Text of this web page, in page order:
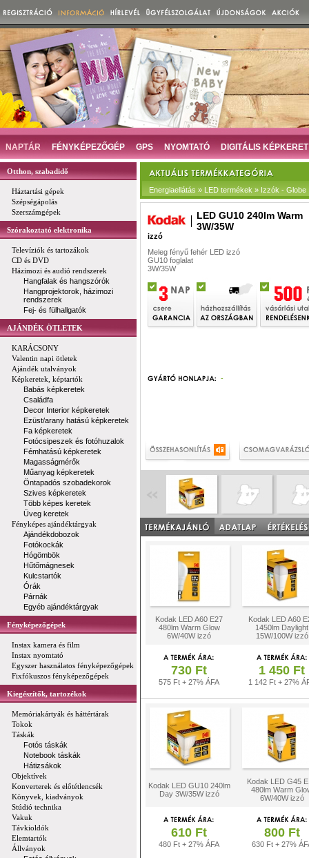
NAPTÁR FÉNYKÉPEZŐGÉP GPS NYOMTATÓ DIGITÁLIS KÉPKERET
Otthon, szabadidő
Háztartási gépek
Szépségápolás
Szerszámgépek
Szórakoztató elektronika
Televíziók és tartozákok
CD és DVD
Házimozi és audió rendszerek
Hangfalak és hangszórók
Hangprojektorok, házimozi
rendszerek
Fej- és fülhallgatók
AJÁNDÉK ÖTLETEK
KARÁCSONY
Valentin napi ötletek
Ajándék utalványok
Képkeretek, képtartók
Babás képkeretek
Családfa
Decor Interior képkeretek
Ezüst/arany hatású képkeretek
Fa képkeretek
Fotócsipeszek és fotóhuzalok
Fémhatású képkeretek
Magasságmérők
Műanyag képkeretek
Öntapadós szobadekorok
Szives képkeretek
Több képes keretek
Üveg keretek
Fényképes ajándéktárgyak
Ajándékdobozok
Fotókockák
Hógömbök
Hűtőmágnesek
Kulcstartók
Órák
Párnák
Egyéb ajándéktárgyak
Fényképezőgépek
Instax kamera és film
Instax nyomtató
Egyszer használatos fényképezőgépek
Fixfókuszos fényképezőgépek
Kiegészítők, tartozékok
Memóriakártyák és háttértárak
Tokok
Táskák
Fotós táskák
Notebook táskák
Hátizsákok
Objektívek
Konverterek és előtétlencsék
Könyvek, kiadványok
Stúdió technika
Vakuk
Távkioldók
Elemtartók
Állványok
Energiaellátás » LED termékek » Izzók - Globe
LED GU10 240lm Warm
3W/35W
izzó
Meleg fényű fehér LED izzó
GU10 foglalat
3W/35W
-
Kodak LED A60 E27
480lm Warm Glow
6W/40W izzó
Kodak LED A60
1450lm Daylight
15W/100W izzó
730 Ft
575 Ft + 27% ÁFA
1 450 Ft
1 142 Ft + 27%
Kodak LED GU10 240lm
Day 3W/35W izzó
Kodak LED G45
480lm Warm
6W/40W izzó
610 Ft
480 Ft + 27% ÁFA
800 Ft
630 Ft + 27%